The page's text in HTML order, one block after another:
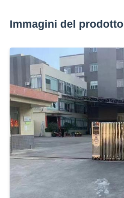
Immagini del prodotto